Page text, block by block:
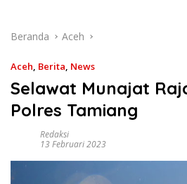
Beranda Aceh
Aceh, Berita, News
Selawat Munajat
Polres Tamiang
Redaksi
13 Februari 2023